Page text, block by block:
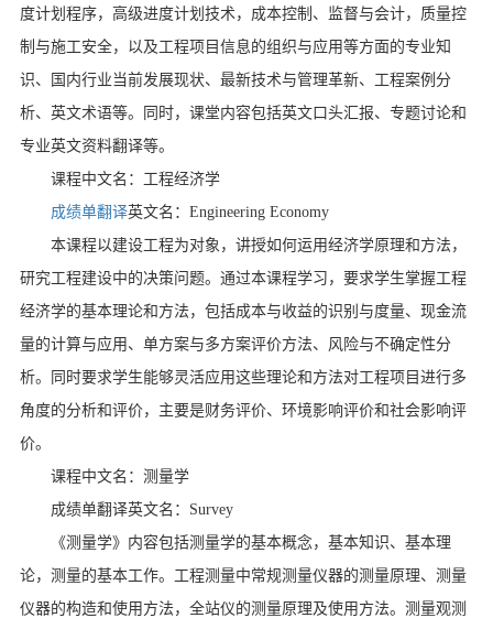
度计划程序，高级进度计划技术，成本控制、监督与会计，质量控
制与施工安全，以及工程项目信息的组织与应用等方面的专业知
识、国内行业当前发展现状、最新技术与管理革新、工程案例分
析、英文术语等。同时，课堂内容包括英文口头汇报、专题讨论和
专业英文资料翻译等。
课程中文名：工程经济学
成绩单翻译英文名：Engineering Economy
本课程以建设工程为对象，讲授如何运用经济学原理和方法，
研究工程建设中的决策问题。通过本课程学习，要求学生掌握工程
经济学的基本理论和方法，包括成本与收益的识别与度量、现金流
量的计算与应用、单方案与多方案评价方法、风险与不确定性分
析。同时要求学生能够灵活应用这些理论和方法对工程项目进行多
角度的分析和评价，主要是财务评价、环境影响评价和社会影响评
价。
课程中文名：测量学
成绩单翻译英文名：Survey
《测量学》内容包括测量学的基本概念，基本知识、基本理
论，测量的基本工作。工程测量中常规测量仪器的测量原理、测量
仪器的构造和使用方法，全站仪的测量原理及使用方法。测量观测